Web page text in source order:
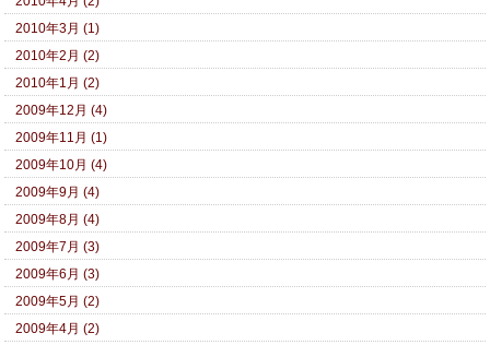
2010年3月 (1)
2010年2月 (2)
2010年1月 (2)
2009年12月 (4)
2009年11月 (1)
2009年10月 (4)
2009年9月 (4)
2009年8月 (4)
2009年7月 (3)
2009年6月 (3)
2009年5月 (2)
2009年4月 (2)